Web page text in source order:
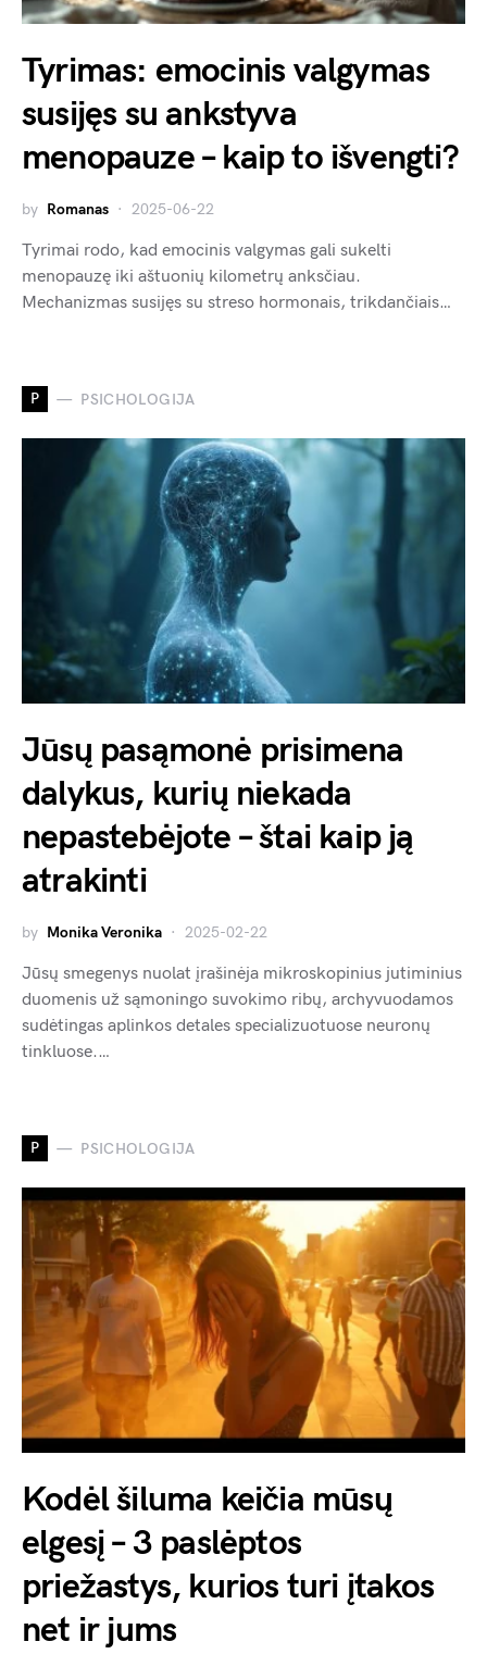
Tyrimas: emocinis valgymas
susijęs su ankstyva
menopauze – kaip to išvengti?
by Romanas 2025-06-22
Tyrimai rodo, kad emocinis valgymas gali sukelti
menopauzę iki aštuonių kilometrų anksčiau.
Mechanizmas susijęs su streso hormonais, trikdančiais…
P PSICHOLOGIJA
Jūsų pasąmonė prisimena
dalykus, kurių niekada
nepastebėjote – štai kaip ją
atrakinti
by Monika Veronika 2025-02-22
Jūsų smegenys nuolat įrašinėja mikroskopinius jutiminius
duomenis už sąmoningo suvokimo ribų, archyvuodamos
sudėtingas aplinkos detales specializuotuose neuronų
tinkluose.…
P PSICHOLOGIJA
Kodėl šiluma keičia mūsų
elgesį – 3 paslėptos
priežastys, kurios turi įtakos
net ir jums